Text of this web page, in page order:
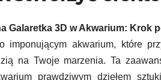
Galaretka 3D w Akwarium: Krok
imponującym akwarium, które
na Twoje marzenia. Ta
prawdziwym dziełem